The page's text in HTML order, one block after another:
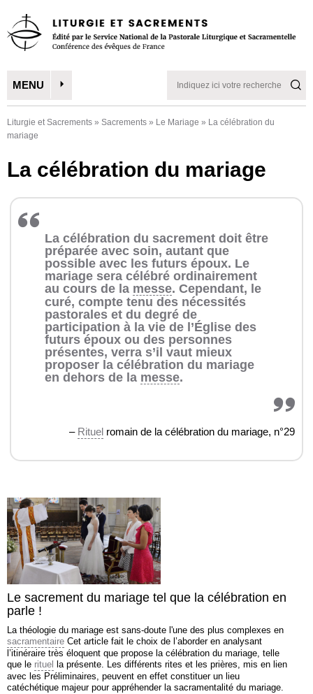
MENU
Liturgie et Sacrements » Sacrements » Le Mariage » La célébration du
mariage
La célébration du mariage
La célébration du sacrement doit être
préparée avec soin, autant que
possible avec les futurs époux. Le
mariage sera célébré ordinairement
au cours de la messe. Cependant, le
curé, compte tenu des nécessités
pastorales et du degré de
participation à la vie de l’Église des
futurs époux ou des personnes
présentes, verra s’il vaut mieux
proposer la célébration du mariage
en dehors de la messe.
– Rituel romain de la célébration du mariage, n°29
Le sacrement du mariage tel que la célébration en
parle !
La théologie du mariage est sans-doute l'une des plus complexes en
sacramentaire Cet article fait le choix de l’aborder en analysant
l’itinéraire très éloquent que propose la célébration du mariage, telle
que le rituel
la présente. Les différents rites et les prières, mis en lien
avec les Préliminaires, peuvent en effet constituer un lieu
catéchétique majeur pour appréhender la sacramentalité du mariage.